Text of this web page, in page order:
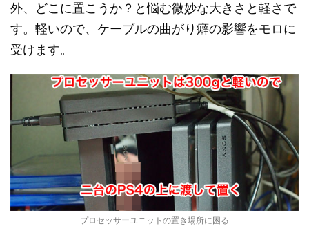
外、どこに置こうか？と悩む微妙な大きさと軽さで
す。軽いので、ケーブルの曲がり癖の影響をモロに
受けます。
プロセッサーユニットの置き場所に困る